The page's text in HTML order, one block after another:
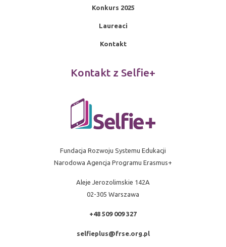
Konkurs 2025
Laureaci
Kontakt
Kontakt z Selfie+
Fundacja Rozwoju Systemu Edukacji
Narodowa Agencja Programu Erasmus+
Aleje Jerozolimskie 142A
02-305 Warszawa
+48 509 009 327
selfieplus@frse.org.pl